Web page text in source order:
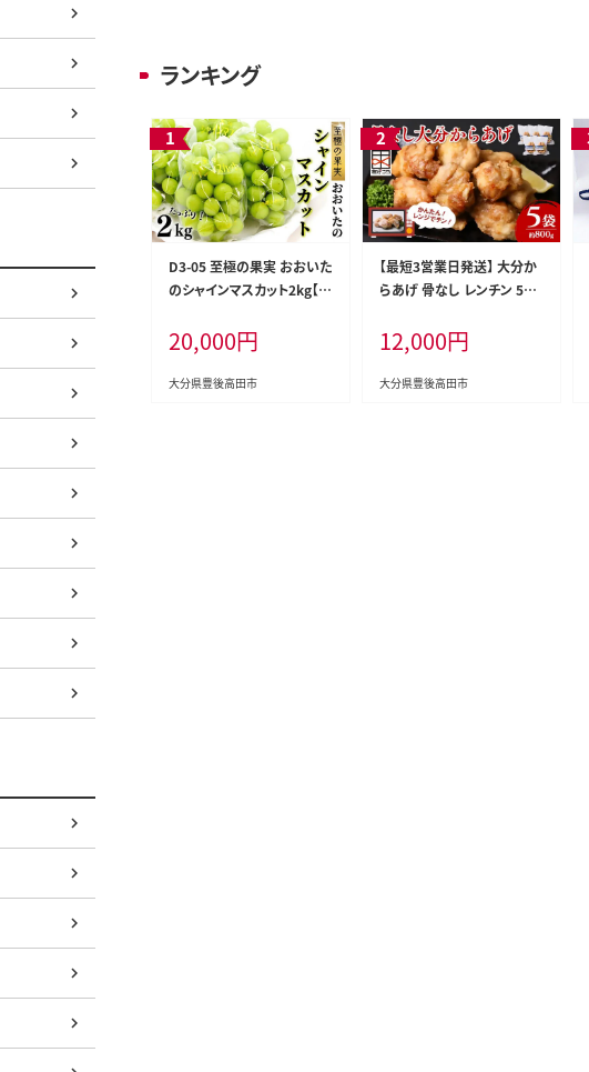
ランキング
D3-05 至極の果実 おおいた
のシャインマスカット2kg【先
20,000円
大分県豊後高田市
【最短3営業日発送】 大分か
らあげ 骨なし レンチン 5個
レンジ 冷凍 小分け レンチン
唐揚げ 骨なし唐揚げ お弁
当 唐揚げ 冷凍唐揚げ 大分
12,000円
大分県豊後高田市